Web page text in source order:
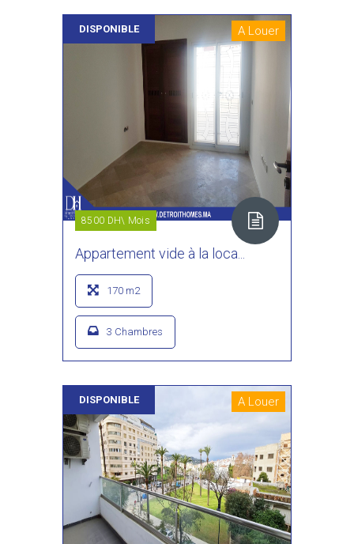
DISPONIBLE A Louer
8500 DH\ Mois
Appartement vide à la loca...
170 m2
3 Chambres
DISPONIBLE A Louer